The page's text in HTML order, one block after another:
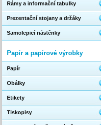
Rámy a informační tabulky
Prezentační stojany a držáky
Samolepicí nástěnky
Papír a papírové výrobky
Papír
Obálky
Etikety
Tiskopisy